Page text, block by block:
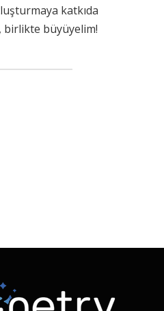
katkıda
birlikte büyüyelim!